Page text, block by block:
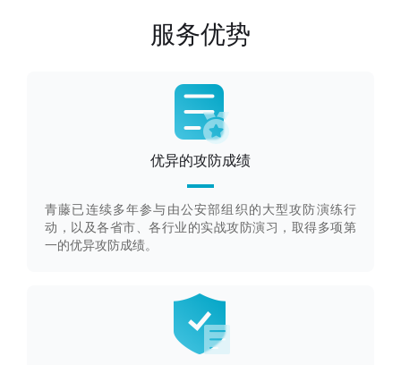
服务优势
优异的攻防成绩
青藤已连续多年参与由公安部组织的大型攻防演练行
动，以及各省市、各行业的实战攻防演习，取得多项第
一的优异攻防成绩。